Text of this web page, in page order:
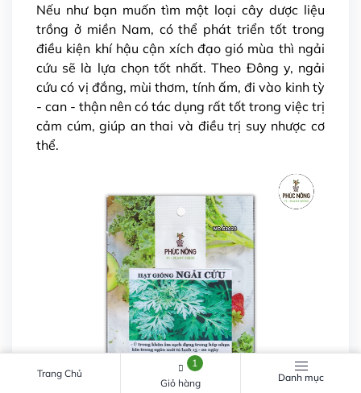
Trang Chủ
1
Giỏ hàng
Danh mục
Nếu như bạn muốn tìm một loại cây dược liệu
trồng ở miền Nam, có thể phát triển tốt trong
điều kiện khí hậu cận xích đạo gió mùa thì ngải
cứu sẽ là lựa chọn tốt nhất. Theo Đông y, ngải
cứu có vị đắng, mùi thơm, tính ấm, đi vào kinh tỳ
- can - thận nên có tác dụng rất tốt trong việc trị
cảm cúm, giúp an thai và điều trị suy nhược cơ
thể.